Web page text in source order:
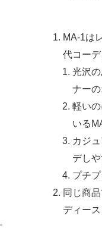
MA-1は
代コー
光沢
ナー
軽い
いる
カジ
デし
プチ
同じ商
ディー